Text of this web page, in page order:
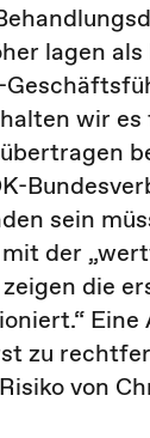
lagen
wir es
sein
der
die
Eine
zu
von